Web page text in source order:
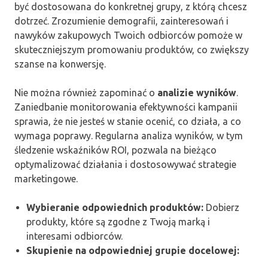
być dostosowana do konkretnej grupy, z którą chcesz
dotrzeć. Zrozumienie demografii, zainteresowań i
nawyków zakupowych Twoich odbiorców pomoże w
skuteczniejszym promowaniu produktów, co zwiększy
szanse na konwersję.
Nie można również zapominać o analizie wyników.
Zaniedbanie monitorowania efektywności kampanii
sprawia, że nie jesteś w stanie ocenić, co działa, a co
wymaga poprawy. Regularna analiza wyników, w tym
śledzenie wskaźników ROI, pozwala na bieżąco
optymalizować działania i dostosowywać strategie
marketingowe.
Wybieranie odpowiednich produktów: Dobierz
produkty, które są zgodne z Twoją marką i
interesami odbiorców.
Skupienie na odpowiedniej grupie docelowej: